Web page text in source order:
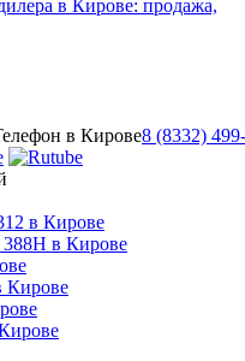
в Кирове8 (8332)